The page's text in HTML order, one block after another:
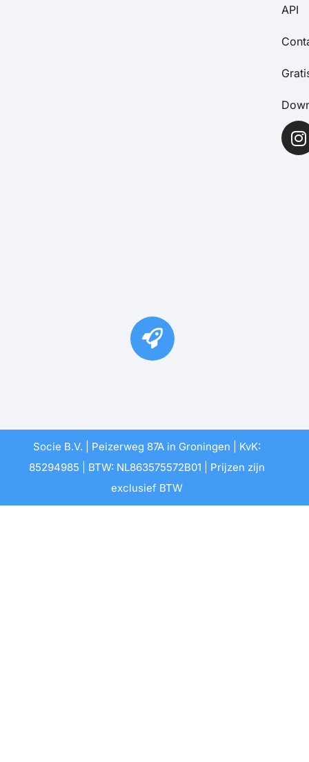
API
Socie B.V. | Peizerweg 87A in Groningen | KvK:
85294985 | BTW: NL863575572B01 | Prijzen zijn
exclusief BTW